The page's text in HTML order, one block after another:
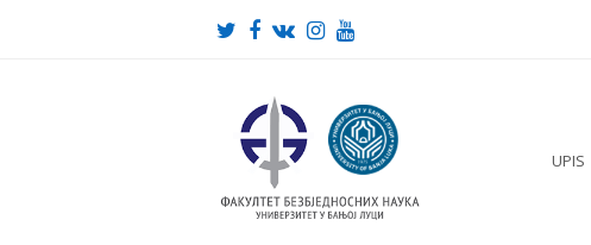
Twitter
Facebook
VKInstagram
Youtube
UPIS